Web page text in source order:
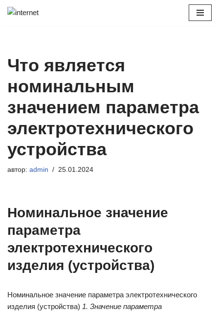
Что является
номинальным
значением параметра
электротехнического
устройства
автор: admin 25.01.2024
Номинальное значение
параметра
электротехнического
изделия (устройства)
Номинальное значение параметра электротехнического
изделия (устройства) 1. Значение параметра